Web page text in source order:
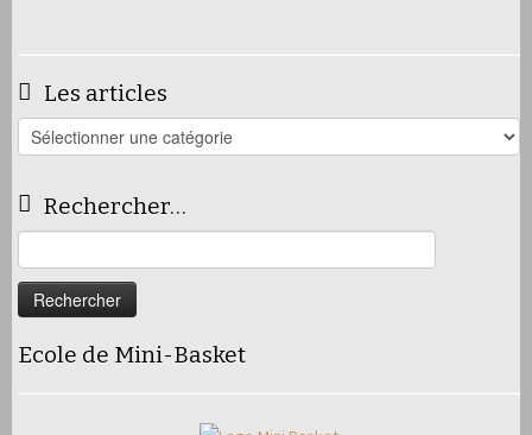
Les articles
Les
articles
Rechercher…
Ecole de Mini-Basket